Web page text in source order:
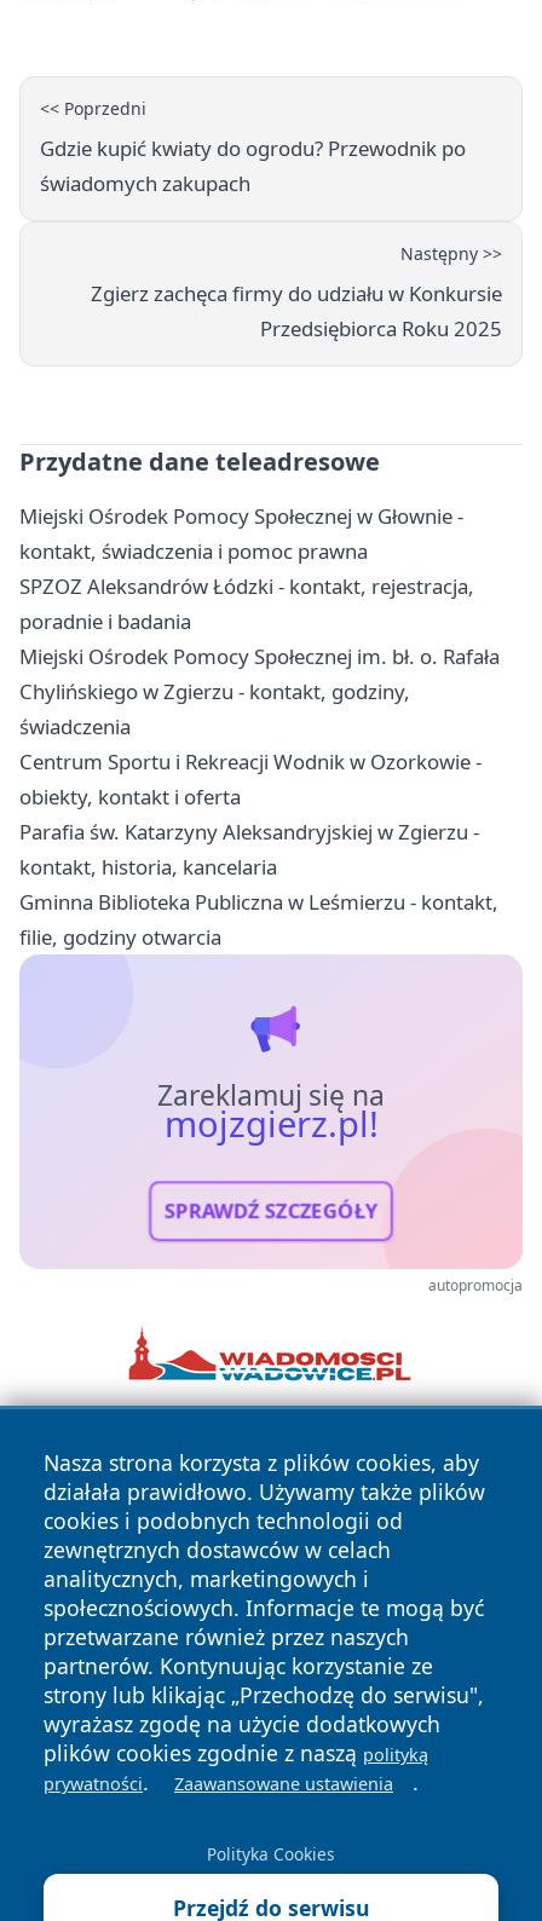
<< Poprzedni
Gdzie kupić kwiaty do ogrodu? Przewodnik po
świadomych zakupach
Następny >>
Zgierz zachęca firmy do udziału w Konkursie
Przedsiębiorca Roku 2025
Przydatne dane teleadresowe
Miejski Ośrodek Pomocy Społecznej w Głownie -
kontakt, świadczenia i pomoc prawna
SPZOZ Aleksandrów Łódzki - kontakt, rejestracja,
poradnie i badania
Miejski Ośrodek Pomocy Społecznej im. bł. o. Rafała
Chylińskiego w Zgierzu - kontakt, godziny,
świadczenia
Centrum Sportu i Rekreacji Wodnik w Ozorkowie -
obiekty, kontakt i oferta
Parafia św. Katarzyny Aleksandryjskiej w Zgierzu -
kontakt, historia, kancelaria
Gminna Biblioteka Publiczna w Leśmierzu - kontakt,
filie, godziny otwarcia
Zareklamuj się na
mojzgierz.pl!
SPRAWDŹ SZCZEGÓŁY
autopromocja
Nasza strona korzysta z plików cookies, aby
działała prawidłowo. Używamy także plików
cookies i podobnych technologii od
zewnętrznych dostawców w celach
analitycznych, marketingowych i
społecznościowych. Informacje te mogą być
przetwarzane również przez naszych
partnerów. Kontynuując korzystanie ze
strony lub klikając „Przechodzę do serwisu",
wyrażasz zgodę na użycie dodatkowych
plików cookies zgodnie z naszą polityką
prywatności. Zaawansowane ustawienia .
Polityka Cookies
Przejdź do serwisu
Copyright © 2026 mojzgierz.pl Wszystkie prawa zastrzeżone.
News Autorzy
Polityka
Prywatności
Polityka
Cookies